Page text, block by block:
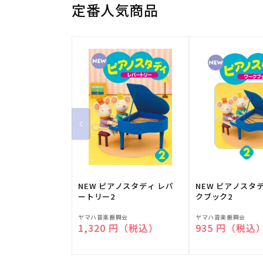
定番人気商品
NEW ピアノスタディ レパ
ートリー2
販
売
ヤマハ音楽振興会
通常価格
1,320 円（税込）
NEW ピアノスタ
クブック2
販
売
ヤマハ音楽振興会
通常価格
935 円（税込